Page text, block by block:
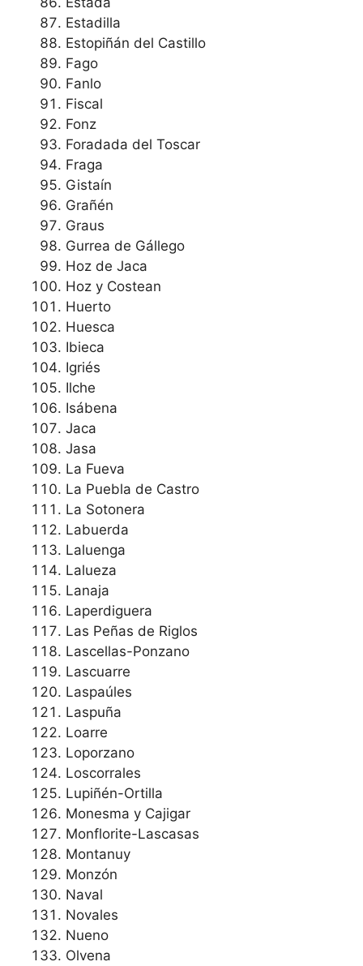
Estadilla
Estopiñán del Castillo
Fago
Fanlo
Fiscal
Fonz
Foradada del Toscar
Fraga
Gistaín
Grañén
Graus
Gurrea de Gállego
Hoz de Jaca
Hoz y Costean
Huerto
Huesca
Ibieca
Igriés
Ilche
Isábena
Jaca
Jasa
La Fueva
La Puebla de Castro
La Sotonera
Labuerda
Laluenga
Lalueza
Lanaja
Laperdiguera
Las Peñas de Riglos
Lascellas-Ponzano
Lascuarre
Laspaúles
Laspuña
Loarre
Loporzano
Loscorrales
Lupiñén-Ortilla
Monesma y Cajigar
Monflorite-Lascasas
Montanuy
Monzón
Naval
Novales
Nueno
Olvena